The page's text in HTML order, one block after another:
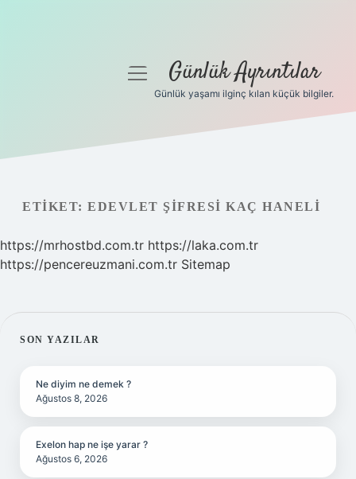
Gizlilik Politikası
menüyüGünlük Ayrıntılar
Günlük yaşamı ilginç kılan küçük bilgiler.
ETIKET: EDEVLET ŞIFRESI KAÇ HANELI
https://mrhostbd.com.tr https://laka.com.tr
https://pencereuzmani.com.tr Sitemap
SIDEBAR
SON YAZILAR
Ne diyim ne demek ?
Ağustos 8, 2026
Exelon hap ne işe yarar ?
Ağustos 6, 2026